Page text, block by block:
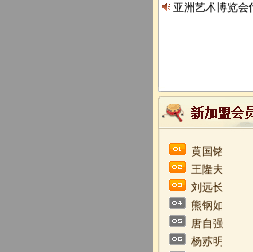
亚洲艺术博览会
黄国铭
王隆夫
刘远长
熊钢如
唐自强
杨苏明